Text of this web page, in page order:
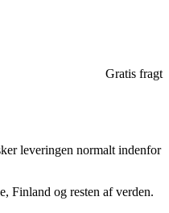
Gratis fragt
leveringen normalt indenfor
Finland og resten af verden.